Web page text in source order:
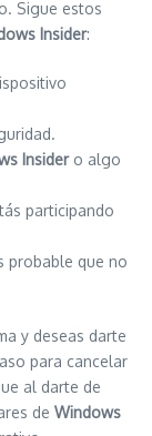
Sigue estos
Insider:
Insidero algo
participando
probable que no
y deseas darte
para cancelar
al darte de
de Windows